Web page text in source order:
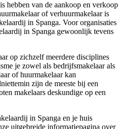
hebben van de aankoop en verkoop
of verhuurmakelaar is
in Spanga. Voor organisaties
in Spanga gewoonlijk tevens
op zichzelf meerdere disciplines
je zowel als bedrijfsmakelaar als
of huurmakelaar kan
zijn de meeste bij een
makelaars deskundige op een
in Spanga en je huis
uitgebreide informatiepagina over